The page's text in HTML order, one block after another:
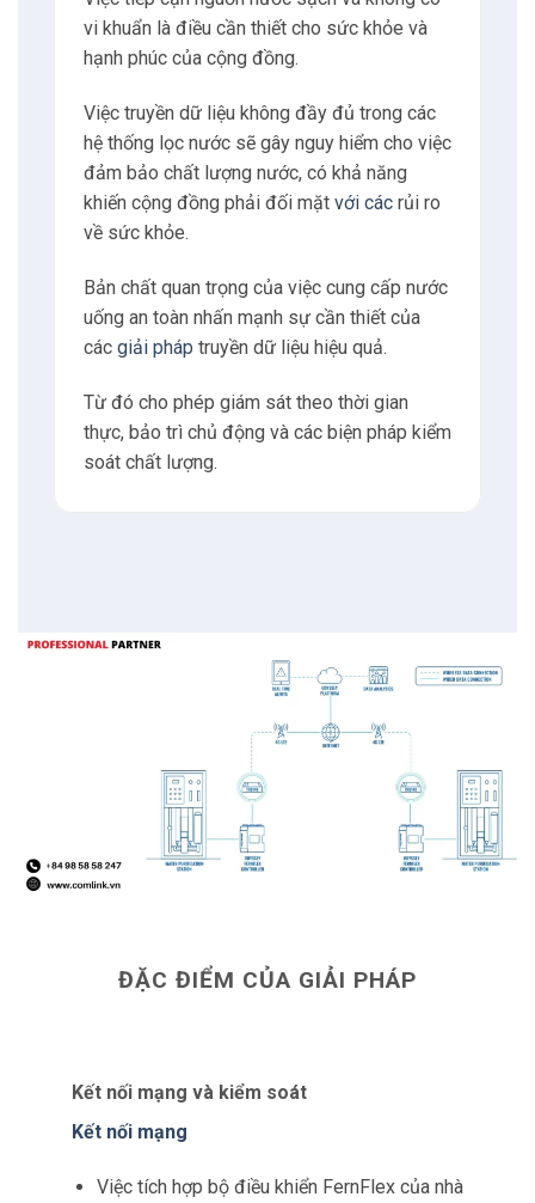
vi khuẩn là điều cần thiết cho sức khỏe và
hạnh phúc của cộng đồng.
Việc truyền dữ liệu không đầy đủ trong các
hệ thống lọc nước sẽ gây nguy hiểm cho việc
đảm bảo chất lượng nước, có khả năng
khiến cộng đồng phải đối mặt với cácrủi ro
về sức khỏe.
Bản chất quan trọng của việc cung cấp nước
uống an toàn nhấn mạnh sự cần thiết của
các giải pháp truyền dữ liệu hiệu quả.
Từ đó cho phép giám sát theo thời gian
thực, bảo trì chủ động và các biện pháp kiểm
soát chất lượng.
ĐẶC ĐIỂM CỦA GIẢI PHÁP
Kết nối mạng và kiểm soát
Kết nối mạng
Việc tích hợp bộ điều khiển FernFlex của nhà